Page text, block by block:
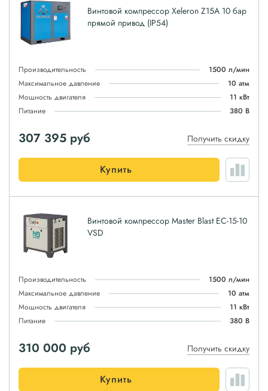
Винтовой компрессор Xeleron Z15A 10 бар
прямой привод (IP54)
Производительность
1500 л/мин
Максимальное давление
10 атм
Мощность двигателя
11 кВт
Питание
380 В
307 395 руб Получить скидку
Купить
Винтовой компрессор Master Blast EC-15-10
VSD
Производительность
1500 л/мин
Максимальное давление
10 атм
Мощность двигателя
11 кВт
Питание
380 В
310 000 руб Получить скидку
Купить